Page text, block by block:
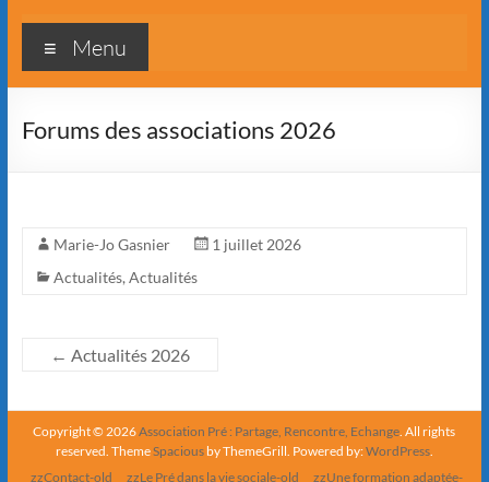
Menu
Forums des associations 2026
Marie-Jo Gasnier
1 juillet 2026
Actualités, Actualités
← Actualités 2026
Copyright © 2026Association Pré : Partage, Rencontre, Echange. All rights
reserved. ThemeSpaciousby ThemeGrill. Powered by:WordPress.
zzContact-old
zzLe Pré dans la vie sociale-old zzUne formation adaptée-